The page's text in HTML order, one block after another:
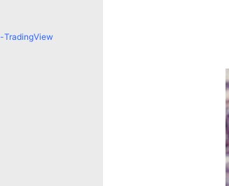
עקוב אחר כל השווקים ב-TradingView